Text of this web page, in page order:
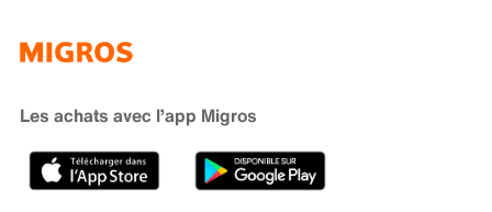
Cumulus
Recherche de magasin
iMpuls
Banque Migros
Développement durable
Carrière
Sponsoring
Médias
Les achats avec l’app Migros